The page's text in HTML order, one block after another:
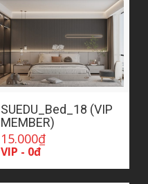
SUEDU_Bed_18 (VIP
MEMBER)
15.000₫
VIP - 0đ